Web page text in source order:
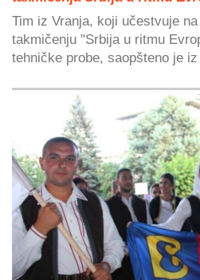
Tim iz Vranja, koji učestvuje
takmičenju "Srbija u ritmu
tehničke probe, saopšteno je